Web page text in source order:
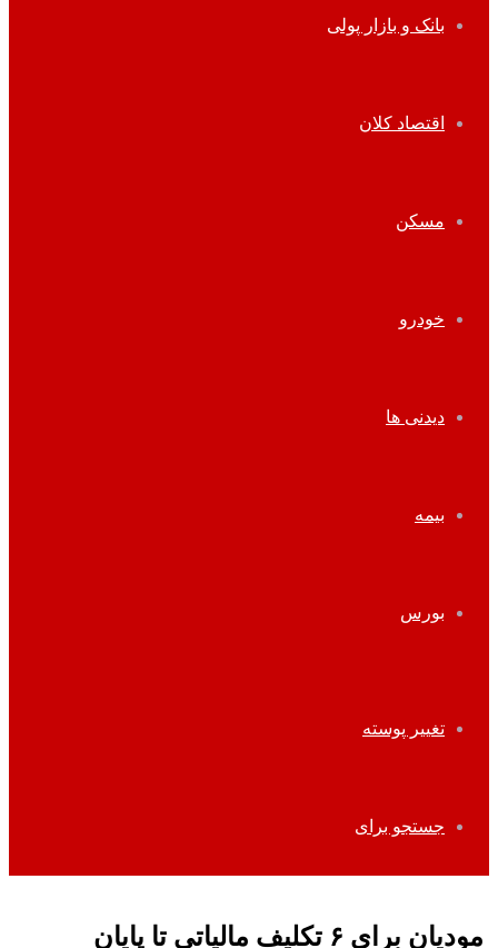
بانک و بازار پولی
اقتصاد کلان
مسکن
خودرو
دیدنی ها
بیمه
بورس
تغییر پوسته
جستجو برای
مودیان برای ۶ تکلیف مالیاتی تا پایان